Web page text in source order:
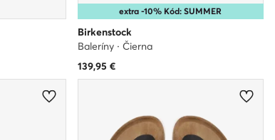
extra -10% Kód: SUMMER
Birkenstock
Baleríny · Čierna
139,95 €